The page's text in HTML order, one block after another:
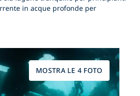
in acque profonde per
MOSTRA LE 4 FOTO